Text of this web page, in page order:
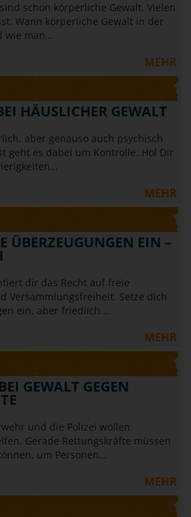
schon körperliche Gewalt. Vielen
Wann körperliche Gewalt in der
wie man…
MEHR
HÄUSLICHER GEWALT
aber genauso auch psychisch
geht es dabei um Kontrolle. Hol Dir
MEHR
ÜBERZEUGUNGEN EIN –
dir das Recht auf freie
Versammlungsfreiheit. Setze dich
ein, aber friedlich.…
MEHR
GEWALT GEGEN
und die Polizei wollen
Gerade Rettungskräfte müssen
um Personen…
MEHR